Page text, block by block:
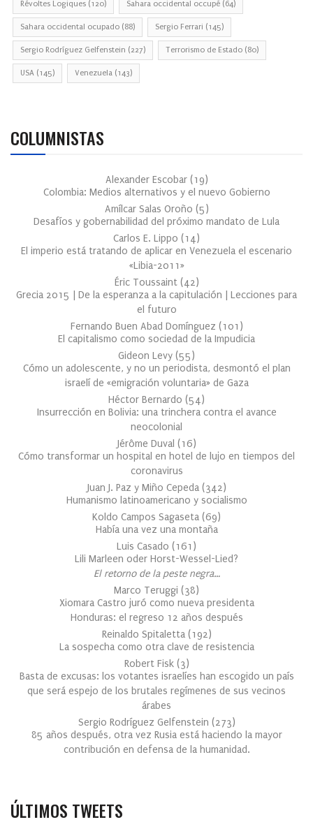
Révoltes Logiques (120) Sahara occidental occupé (64)
Sahara occidental ocupado (88) Sergio Ferrari (145)
Sergio Rodríguez Gelfenstein (227) Terrorismo de Estado (80)
USA (145) Venezuela (143)
COLUMNISTAS
Alexander Escobar (19)
Colombia: Medios alternativos y el nuevo Gobierno
Amílcar Salas Oroño (5)
Desafíos y gobernabilidad del próximo mandato de Lula
Carlos E. Lippo (14)
El imperio está tratando de aplicar en Venezuela el escenario
«Libia-2011»
Éric Toussaint (42)
Grecia 2015 | De la esperanza a la capitulación | Lecciones para
el futuro
Fernando Buen Abad Domínguez (101 )
El capitalismo como sociedad de la Impudicia
Gideon Levy (55)
Cómo un adolescente, y no un periodista, desmontó el plan
israelí de «emigración voluntaria» de Gaza
Héctor Bernardo (54)
Insurrección en Bolivia: una trinchera contra el avance
neocolonial
Jérôme Duval (16)
Cómo transformar un hospital en hotel de lujo en tiempos del
coronavirus
Juan J. Paz y Miño Cepeda (342)
Humanismo latinoamericano y socialismo
Koldo Campos Sagaseta (69)
Había una vez una montaña
Luis Casado (161 )
Lili Marleen oder Horst-Wessel-Lied?
El retorno de la peste negra…
Marco Teruggi (38)
Xiomara Castro juró como nueva presidenta
Honduras: el regreso 12 años después
Reinaldo Spitaletta (192)
La sospecha como otra clave de resistencia
Robert Fisk (3)
Basta de excusas: los votantes israelíes han escogido un país
que será espejo de los brutales regímenes de sus vecinos
árabes
Sergio Rodríguez Gelfenstein (273)
85 años después, otra vez Rusia está haciendo la mayor
contribución en defensa de la humanidad.
ÚLTIMOS TWEETS